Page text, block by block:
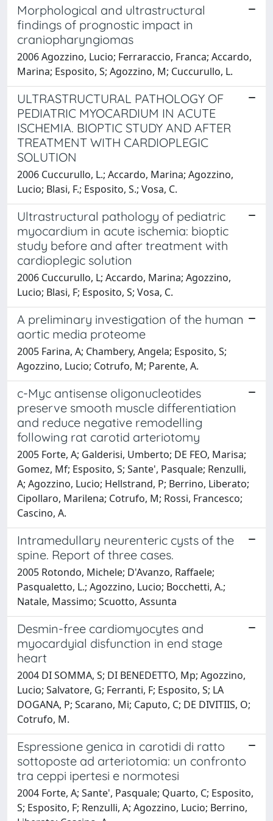
Morphological and ultrastructural
findings of prognostic impact in
craniopharyngiomas
2006 Agozzino, Lucio; Ferraraccio, Franca; Accardo,
Marina; Esposito, S; Agozzino, M; Cuccurullo, L.
ULTRASTRUCTURAL PATHOLOGY OF
PEDIATRIC MYOCARDIUM IN ACUTE
ISCHEMIA. BIOPTIC STUDY AND AFTER
TREATMENT WITH CARDIOPLEGIC
SOLUTION
2006 Cuccurullo, L.; Accardo, Marina; Agozzino,
Lucio; Blasi, F.; Esposito, S.; Vosa, C.
Ultrastructural pathology of pediatric
myocardium in acute ischemia: bioptic
study before and after treatment with
cardioplegic solution
2006 Cuccurullo, L; Accardo, Marina; Agozzino,
Lucio; Blasi, F; Esposito, S; Vosa, C.
A preliminary investigation of the human
aortic media proteome
2005 Farina, A; Chambery, Angela; Esposito, S;
Agozzino, Lucio; Cotrufo, M; Parente, A.
c-Myc antisense oligonucleotides
preserve smooth muscle differentiation
and reduce negative remodelling
following rat carotid arteriotomy
2005 Forte, A; Galderisi, Umberto; DE FEO, Marisa;
Gomez, Mf; Esposito, S; Sante', Pasquale; Renzulli,
A; Agozzino, Lucio; Hellstrand, P; Berrino, Liberato;
Cipollaro, Marilena; Cotrufo, M; Rossi, Francesco;
Cascino, A.
Intramedullary neurenteric cysts of the
spine. Report of three cases.
2005 Rotondo, Michele; D'Avanzo, Raffaele;
Pasqualetto, L.; Agozzino, Lucio; Bocchetti, A.;
Natale, Massimo; Scuotto, Assunta
Desmin-free cardiomyocytes and
myocardyial disfunction in end stage
heart
2004 DI SOMMA, S; DI BENEDETTO, Mp; Agozzino,
Lucio; Salvatore, G; Ferranti, F; Esposito, S; LA
DOGANA, P; Scarano, Mi; Caputo, C; DE DIVITIIS, O;
Cotrufo, M.
Espressione genica in carotidi di ratto
sottoposte ad arteriotomia: un confronto
tra ceppi ipertesi e normotesi
2004 Forte, A; Sante', Pasquale; Quarto, C; Esposito,
S; Esposito, F; Renzulli, A; Agozzino, Lucio; Berrino,